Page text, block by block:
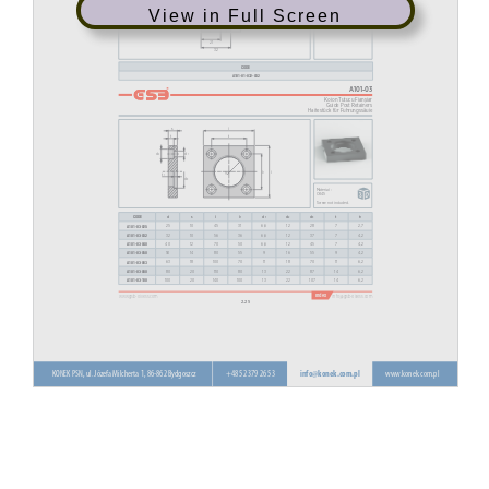
View in Full Screen